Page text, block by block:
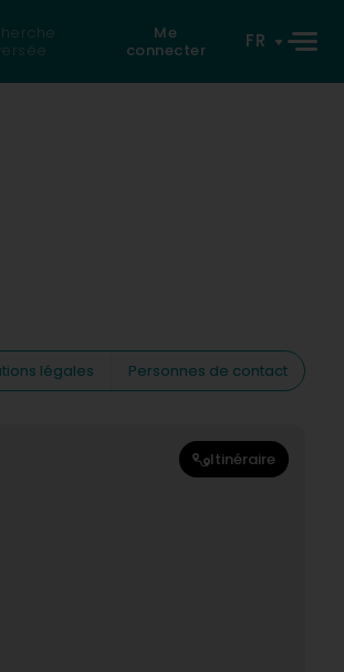
Me
connecter
FR
légales
Personnes de contact
Itinéraire